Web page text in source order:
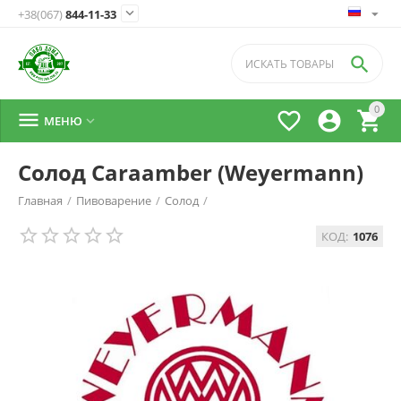
+38(067)844-11-33 
0




 МЕНЮ 
Солод Caraamber (Weyermann)
Главная / Пивоварение / Солод /
КОД: 1076